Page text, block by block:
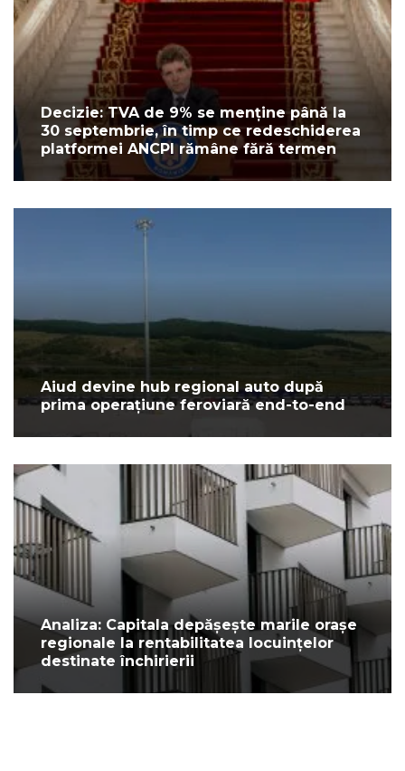
Decizie: TVA de 9% se menține până la
30 septembrie, în timp ce redeschiderea
platformei ANCPI rămâne fără termen
Aiud devine hub regional auto după
prima operațiune feroviară end-to-end
Analiza: Capitala depășește marile orașe
regionale la rentabilitatea locuințelor
destinate închirierii